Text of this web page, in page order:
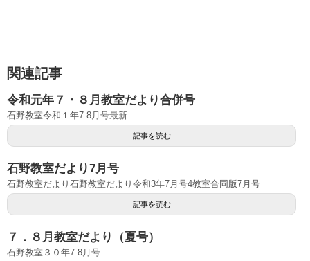
関連記事
令和元年７・８月教室だより合併号
石野教室令和１年7.8月号最新
記事を読む
石野教室だより7月号
石野教室だより石野教室だより令和3年7月号4教室合同版7月号
記事を読む
７．８月教室だより（夏号）
石野教室３０年7.8月号